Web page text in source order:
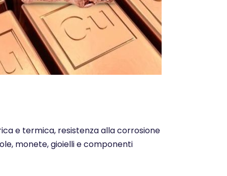
e termica, resistenza alla corrosione
monete, gioielli e componenti